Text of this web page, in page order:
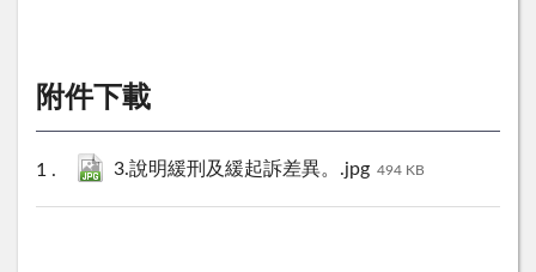
附件下載
3.說明緩刑及緩起訴差異。.jpg 494 KB